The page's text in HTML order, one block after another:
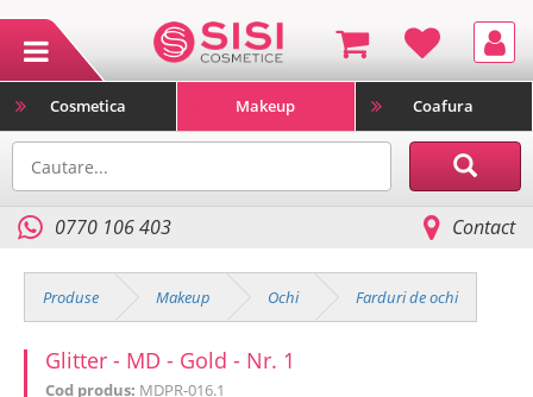
Cosmetica Makeup Coafura
0770 106 403 Contact
Produse Makeup Ochi Farduri de ochi
Glitter - MD - Gold - Nr. 1
Cod produs: MDPR-016.1